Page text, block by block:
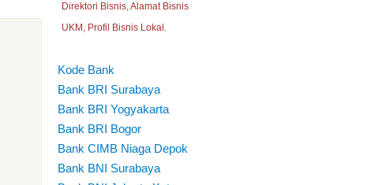
Direktori Bisnis, Alamat Bisnis
UKM, Profil Bisnis Lokal.
Kode Bank
Bank BRI Surabaya
Bank BRI Yogyakarta
Bank BRI Bogor
Bank CIMB Niaga Depok
Bank BNI Surabaya